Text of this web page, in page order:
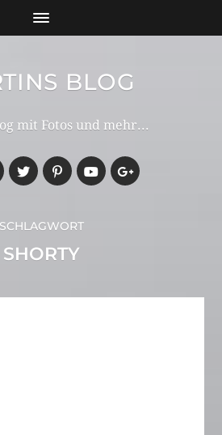
BLOG
mit Fotos und mehr...
SCHLAGWORT
SHORTY